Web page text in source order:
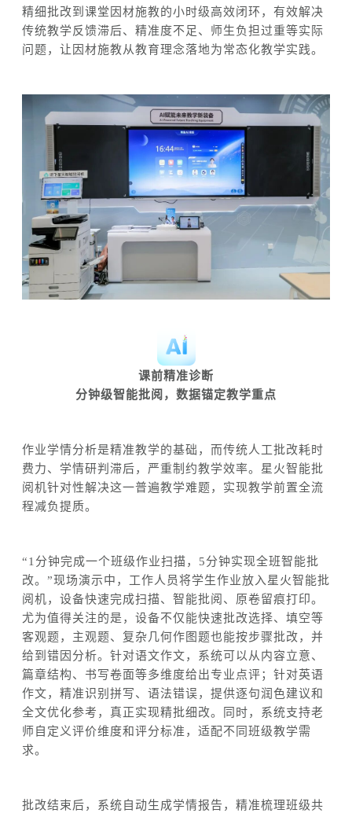
精细批改到课堂因材施教的小时级高效闭环，有效解决
传统教学反馈滞后、精准度不足、师生负担过重等实际
问题，让因材施教从教育理念落地为常态化教学实践。
课前精准诊断
分钟级智能批阅，数据锚定教学重点
作业学情分析是精准教学的基础， 而传统人工批改耗时
费力、学情研判滞后，严重制约教学效率。星火智能批
阅机针对性解决这一普遍教学难题，实现教学前置全流
程减负提质。
“1分钟完成一个班级作业扫描， 5分钟实现全班智能批
改。”现场演示中，工作人员将学生作业放入星火智能批
阅机，设备快速完成扫描、智能批阅、原卷留痕打印。
尤为值得关注的是，设备不仅能快速批改选择、填空等
客观题，主观题、复杂几何作图题也能按步骤批改，并
给到错因分析。 针对语文作文， 系统可以从内容立意、
篇章结构、书写卷面等多维度给出专业点评； 针对英语
作文，精准识别拼写、语法错误，提供逐句润色建议和
全文优化参考， 真正实现精批细改。同时， 系统支持老
师 自定义评价维度和评分标准，适配不同班级教学需
求。
批改结束后，系统自动生成学情报告，精准梳理班级共